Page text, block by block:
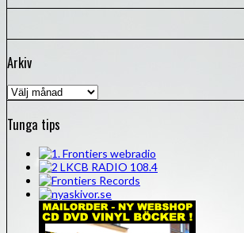
Arkiv
Arkiv
Tunga tips